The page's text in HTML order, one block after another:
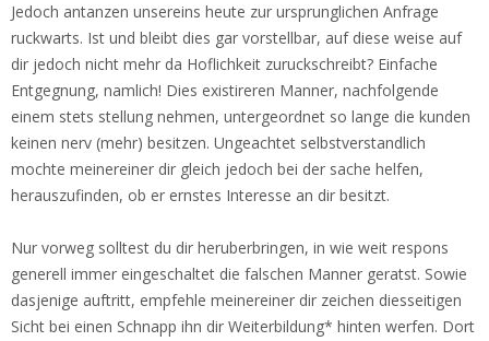
Jedoch antanzen unsereins heute zur ursprunglichen Anfrage
ruckwarts. Ist und bleibt dies gar vorstellbar, auf diese weise auf
dir jedoch nicht mehr da Hoflichkeit zuruckschreibt? Einfache
Entgegnung, namlich! Dies existireren Manner, nachfolgende
einem stets stellung nehmen, untergeordnet so lange die kunden
keinen nerv (mehr) besitzen. Ungeachtet selbstverstandlich
mochte meinereiner dir gleich jedoch bei der sache helfen,
herauszufinden, ob er ernstes Interesse an dir besitzt.
Nur vorweg solltest du dir heruberbringen, in wie weit respons
generell immer eingeschaltet die falschen Manner geratst. Sowie
dasjenige auftritt, empfehle meinereiner dir zeichen diesseitigen
Sicht bei einen Schnapp ihn dir Weiterbildung* hinten werfen. Dort